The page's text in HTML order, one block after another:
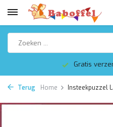
Gratis
Terug Home Insteekpuzzel